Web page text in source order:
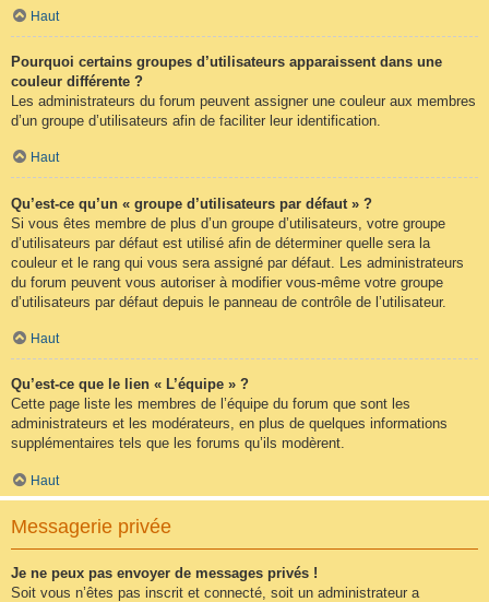
Haut
Pourquoi certains groupes d’utilisateurs apparaissent dans une
couleur différente ?
Les administrateurs du forum peuvent assigner une couleur aux membres
d’un groupe d’utilisateurs afin de faciliter leur identification.
Haut
Qu’est-ce qu’un « groupe d’utilisateurs par défaut » ?
Si vous êtes membre de plus d’un groupe d’utilisateurs, votre groupe
d’utilisateurs par défaut est utilisé afin de déterminer quelle sera la
couleur et le rang qui vous sera assigné par défaut. Les administrateurs
du forum peuvent vous autoriser à modifier vous-même votre groupe
d’utilisateurs par défaut depuis le panneau de contrôle de l’utilisateur.
Haut
Qu’est-ce que le lien « L’équipe » ?
Cette page liste les membres de l’équipe du forum que sont les
administrateurs et les modérateurs, en plus de quelques informations
supplémentaires tels que les forums qu’ils modèrent.
Haut
Messagerie privée
Je ne peux pas envoyer de messages privés !
Soit vous n’êtes pas inscrit et connecté, soit un administrateur a